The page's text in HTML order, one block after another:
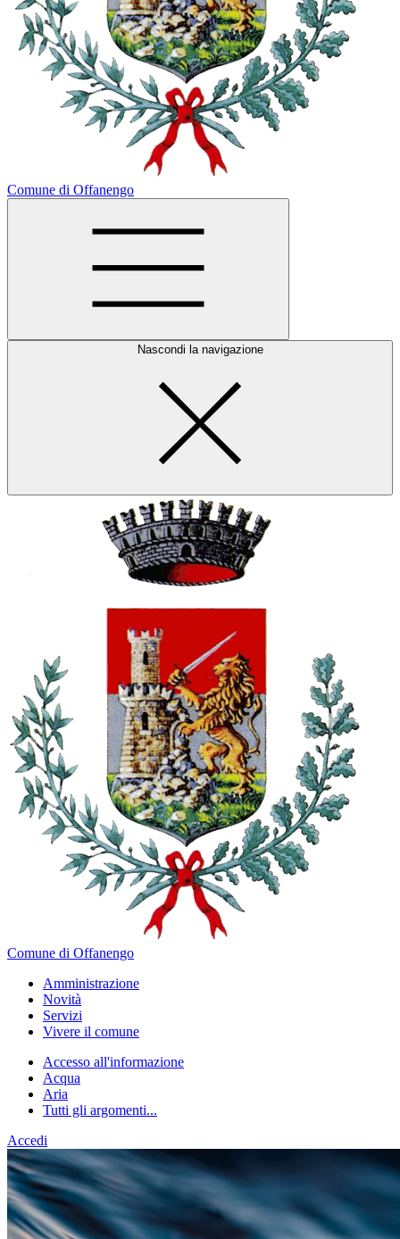
Comune di Offanengo
Nascondi la navigazione
Comune di Offanengo
Amministrazione
Novità
Servizi
Vivere il comune
Accesso all'informazione
Acqua
Aria
Tutti gli argomenti...
Accedi